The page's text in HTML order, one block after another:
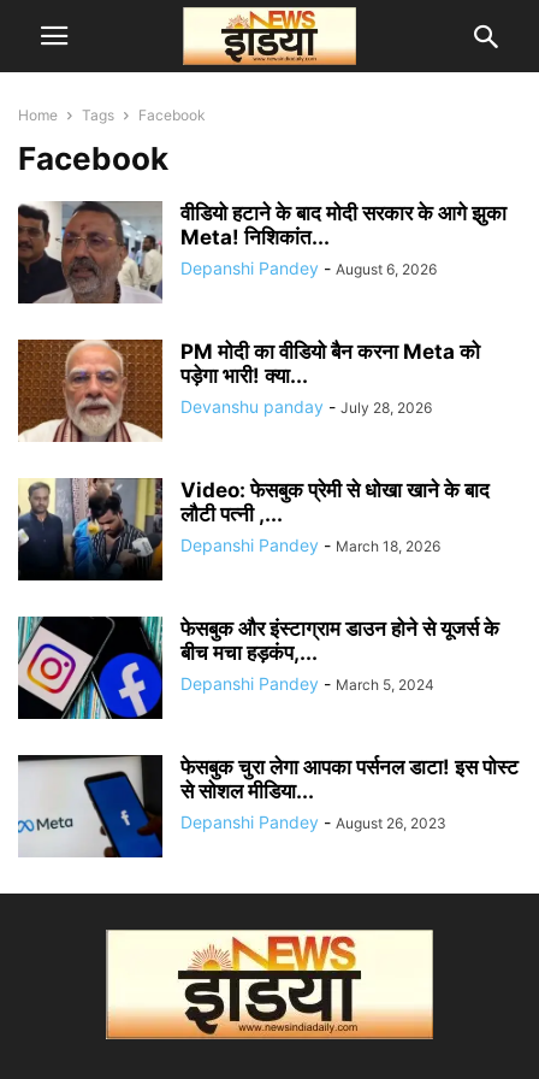
Home Tags Facebook
Facebook
वीडियो हटाने के बाद मोदी सरकार के आगे झुका
Meta! निशिकांत...
Depanshi Pandey - August 6, 2026
PM मोदी का वीडियो बैन करना Meta को
पड़ेगा भारी! क्या...
Devanshu panday - July 28, 2026
Video: फेसबुक प्रेमी से धोखा खाने के बाद
लौटी पत्नी ,...
Depanshi Pandey - March 18, 2026
फेसबुक और इंस्टाग्राम डाउन होने से यूजर्स के
बीच मचा हड़कंप,...
Depanshi Pandey - March 5, 2024
फेसबुक चुरा लेगा आपका पर्सनल डाटा! इस पोस्ट
से सोशल मीडिया...
Depanshi Pandey - August 26, 2023